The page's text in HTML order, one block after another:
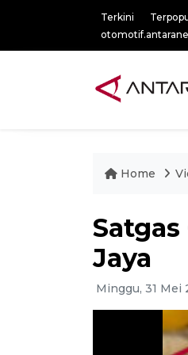
Terkini
Home
Jaya
Minggu, 31 Mei